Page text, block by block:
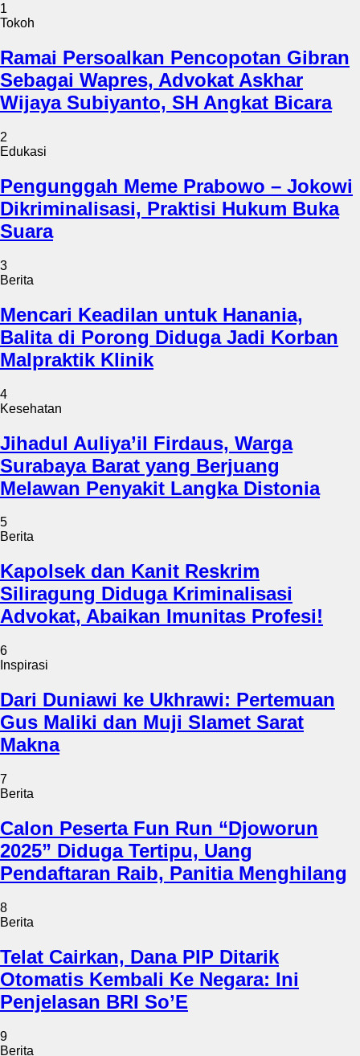
1
Tokoh
Ramai Persoalkan Pencopotan Gibran
Sebagai Wapres, Advokat Askhar
Wijaya Subiyanto, SH Angkat Bicara
2
Edukasi
Pengunggah Meme Prabowo – Jokowi
Dikriminalisasi, Praktisi Hukum Buka
Suara
3
Berita
Mencari Keadilan untuk Hanania,
Balita di Porong Diduga Jadi Korban
Malpraktik Klinik
4
Kesehatan
Jihadul Auliya’il Firdaus, Warga
Surabaya Barat yang Berjuang
Melawan Penyakit Langka Distonia
5
Berita
Kapolsek dan Kanit Reskrim
Siliragung Diduga Kriminalisasi
Advokat, Abaikan Imunitas Profesi!
6
Inspirasi
Dari Duniawi ke Ukhrawi: Pertemuan
Gus Maliki dan Muji Slamet Sarat
Makna
7
Berita
Calon Peserta Fun Run “Djoworun
2025” Diduga Tertipu, Uang
Pendaftaran Raib, Panitia Menghilang
8
Berita
Telat Cairkan, Dana PIP Ditarik
Otomatis Kembali Ke Negara: Ini
Penjelasan BRI So’E
9
Berita